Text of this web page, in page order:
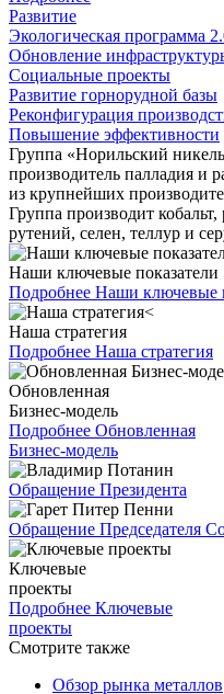
Развитие
Экологическая программа
Обновление
Социальные проекты
Развитие горнорудной базы
Реконфигурация
Повышение эффективности
Группа «Норильский
производитель палладия и
из крупнейших
Группа производит
рутений, селен, теллур и
Наши ключевые показатели
Подробнее Наши ключевые
Наша стратегия
Подробнее Наша стратегия
Обновленная
Бизнес-модель
Подробнее Обновленная
Бизнес-модель
Обращение Президента
Обращение Председателя
Ключевые
проекты
Подробнее Ключевые
проекты
Смотрите также
Обзор рынка металлов